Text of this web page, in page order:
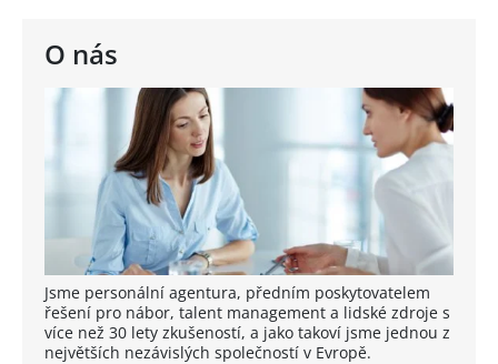
O nás
Jsme personální agentura, předním poskytovatelem
řešení pro nábor, talent management a lidské zdroje s
více než 30 lety zkušeností, a jako takoví jsme jednou z
největších nezávislých společností v Evropě.